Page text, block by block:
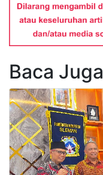
Baca Juga